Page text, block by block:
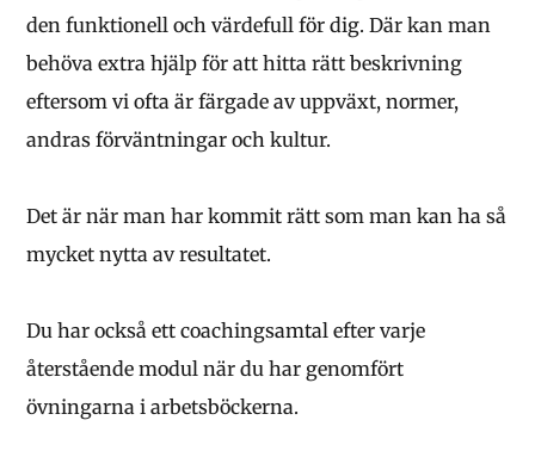
den funktionell och värdefull för dig. Där kan man
behöva extra hjälp för att hitta rätt beskrivning
eftersom vi ofta är färgade av uppväxt, normer,
andras förväntningar och kultur.
Det är när man har kommit rätt som man kan ha så
mycket nytta av resultatet.
Du har också ett coachingsamtal efter varje
återstående modul när du har genomfört
övningarna i arbetsböckerna.